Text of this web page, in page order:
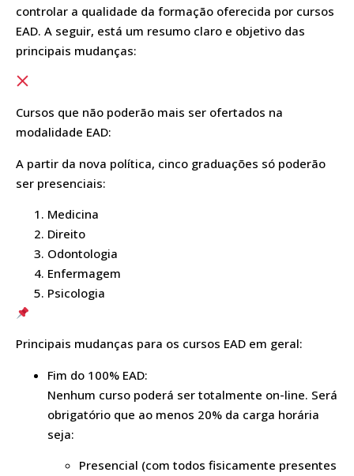
controlar a qualidade da formação oferecida por cursos
EAD. A seguir, está um resumo claro e objetivo das
principais mudanças:
Cursos que não poderão mais ser ofertados na
modalidade EAD:
A partir da nova política, cinco graduações só poderão
ser presenciais:
Medicina
Direito
Odontologia
Enfermagem
Psicologia
Principais mudanças para os cursos EAD em geral:
Fim do 100% EAD:
Nenhum curso poderá ser totalmente on-line. Será
obrigatório que ao menos 20% da carga horária
seja:
Presencial (com todos fisicamente presentes